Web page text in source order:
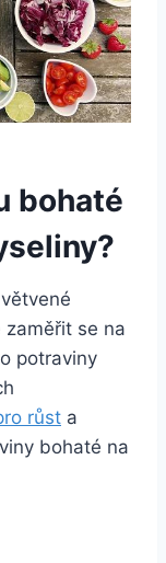
bohaté
zaměřit se na
potraviny
růst a
bohaté na